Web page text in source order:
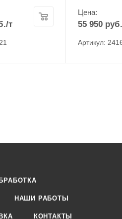
/т
Цена:
55 950руб.
Артикул:
НАШИ РАБОТЫ
КОНТАКТЫ